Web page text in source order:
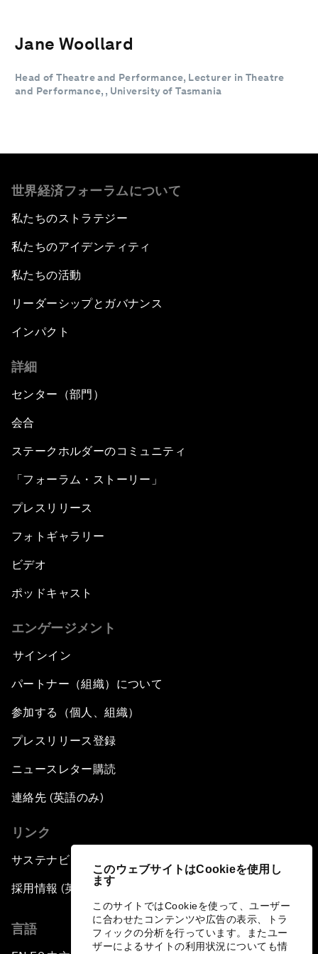
このウェブサイトはCookieを使用し
ます
このサイトではCookieを使って、ユーザー
に合わせたコンテンツや広告の表示、トラ
フィックの分析を行っています。またユー
ザーによるサイトの利用状況についても情
Jane Woollard
Head of Theatre and Performance, Lecturer in Theatre
and Performance, , University of Tasmania
世界経済フォーラムについて
私たちのストラテジー
私たちのアイデンティティ
私たちの活動
リーダーシップとガバナンス
インパクト
詳細
センター（部門）
会合
ステークホルダーのコミュニティ
「フォーラム・ストーリー」
プレスリリース
フォトギャラリー
ビデオ
ポッドキャスト
エンゲージメント
サインイン
パートナー（組織）について
参加する（個人、組織）
プレスリリース登録
ニュースレター購読
連絡先 (英語のみ)
リンク
サステナビリティへの取り組み
採用情報 (英語のみ)
言語